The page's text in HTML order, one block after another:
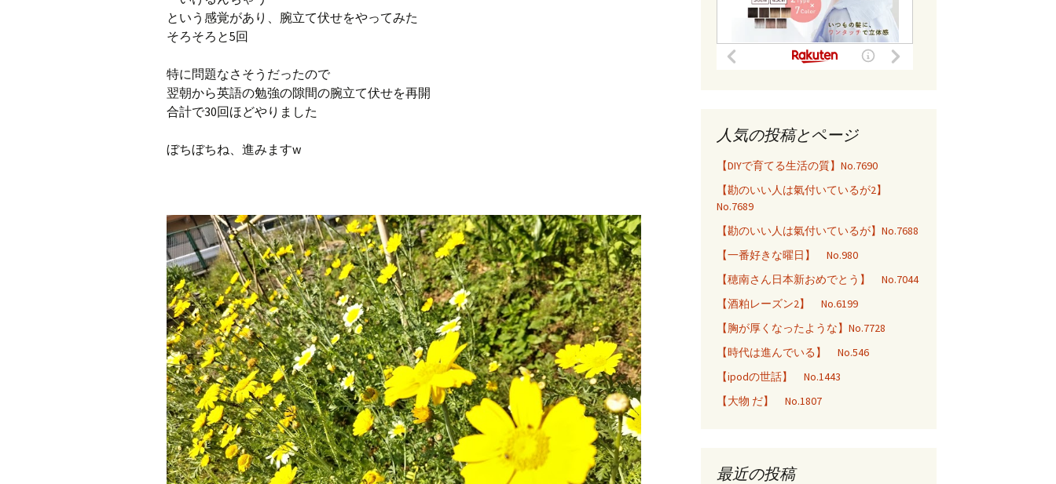
旧ブログ(楽天日誌)
という感覚があり、腕立て伏せをやってみた
そろそろと5回
特に問題なさそうだったので
翌朝から英語の勉強の隙間の腕立て伏せを再開
合計で30回ほどやりました
ぼちぼちね、進みますw
人気の投稿とページ
【DIYで育てる生活の質】No.7690
【勘のいい人は氣付いているが2】
No.7689
【勘のいい人は氣付いているが】No.7688
【一番好きな曜日】 No.980
【穂南さん日本新おめでとう】 No.7044
【酒粕レーズン2】 No.6199
【胸が厚くなったような】No.7728
【時代は進んでいる】 No.546
【ipodの世話】 No.1443
【大物 だ】 No.1807
最近の投稿